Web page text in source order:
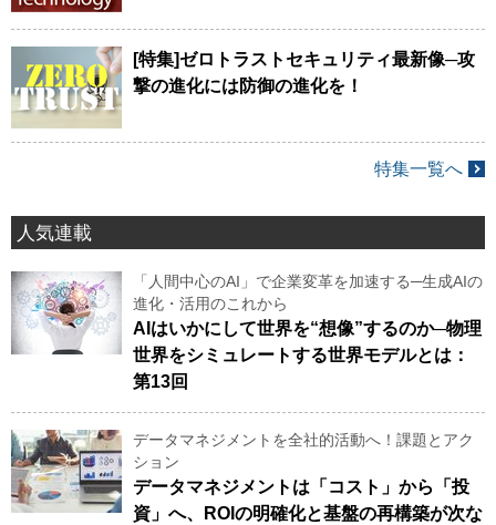
[特集]ゼロトラストセキュリティ最新像─攻
撃の進化には防御の進化を！
特集一覧へ
人気連載
「人間中心のAI」で企業変革を加速する─生成AIの
進化・活用のこれから
AIはいかにして世界を“想像”するのか─物理
世界をシミュレートする世界モデルとは：
第13回
データマネジメントを全社的活動へ！課題とアク
ション
データマネジメントは「コスト」から「投
資」へ、ROIの明確化と基盤の再構築が次な